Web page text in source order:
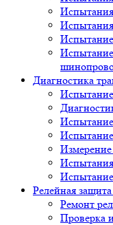
Диагностика
Релейная
Ремонт
Проверка